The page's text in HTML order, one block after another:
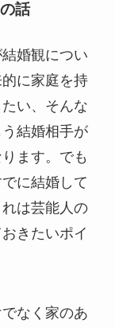
話
婚観につい
に家庭を持
い、そんな
結婚相手が
ます。でも
に結婚して
は芸能人の
きたいポイ
なく家のあ